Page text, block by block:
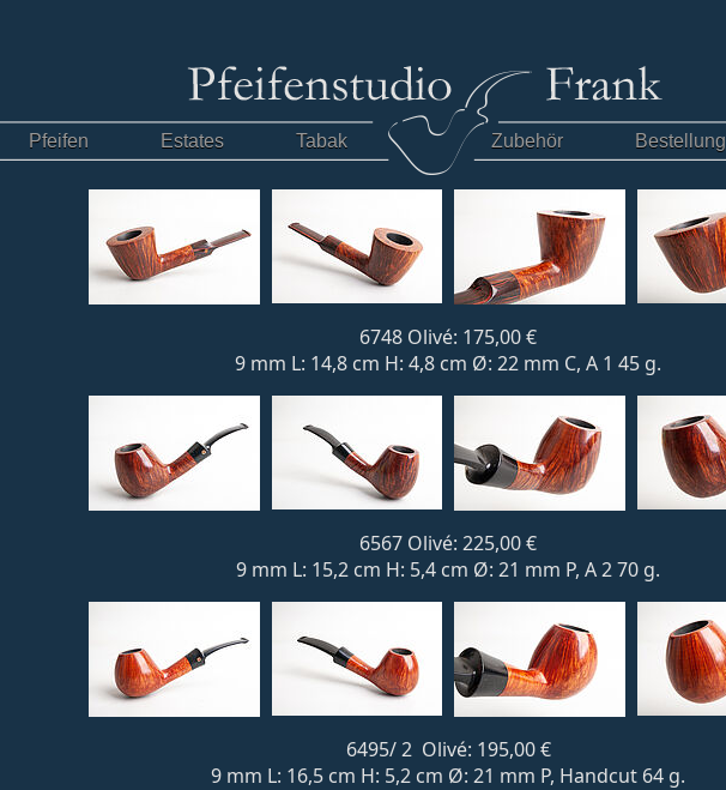
Pfeifen Estates Tabak Zubehör Bestellung
6748 Olivé: 175,00 €
9 mm L: 14,8 cm H: 4,8 cm Ø: 22 mm C, A 1 45 g.
6567 Olivé: 225,00 €
9 mm L: 15,2 cm H: 5,4 cm Ø: 21 mm P, A 2 70 g.
6495/ 2 Olivé: 195,00 €
9 mm L: 16,5 cm H: 5,2 cm Ø: 21 mm P, Handcut 64 g.